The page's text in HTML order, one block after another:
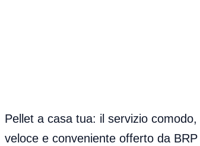
Pellet a casa tua: il servizio comodo,
veloce e conveniente offerto da BRP